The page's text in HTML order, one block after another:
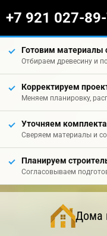
+7 921 027-
Готовим материалы
Отбираем древесину и
Корректируем
Меняем планировку,
Уточняем
Сверяем материалы и
Планируем
Согласовываем
Дома